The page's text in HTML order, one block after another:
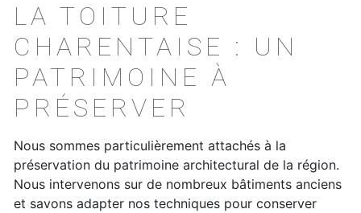
LA TOITURE
CHARENTAISE : UN
PATRIMOINE À
PRÉSERVER
Nous sommes particulièrement attachés à la
préservation du patrimoine architectural de la région.
Nous intervenons sur de nombreux bâtiments anciens
et savons adapter nos techniques pour conserver